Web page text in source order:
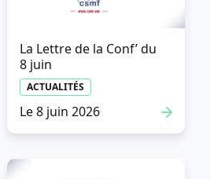
La Lettre de la Conf’ du
8 juin
ACTUALITÉS
Le 8 juin 2026